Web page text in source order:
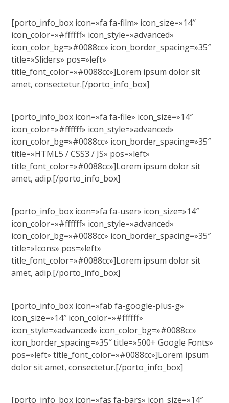
[porto_info_box icon=»fa fa-film» icon_size=»14″
icon_color=»#ffffff» icon_style=»advanced»
icon_color_bg=»#0088cc» icon_border_spacing=»35″
title=»Sliders» pos=»left»
title_font_color=»#0088cc»]Lorem ipsum dolor sit
amet, consectetur.[/porto_info_box]
[porto_info_box icon=»fa fa-file» icon_size=»14″
icon_color=»#ffffff» icon_style=»advanced»
icon_color_bg=»#0088cc» icon_border_spacing=»35″
title=»HTML5 / CSS3 / JS» pos=»left»
title_font_color=»#0088cc»]Lorem ipsum dolor sit
amet, adip.[/porto_info_box]
[porto_info_box icon=»fa fa-user» icon_size=»14″
icon_color=»#ffffff» icon_style=»advanced»
icon_color_bg=»#0088cc» icon_border_spacing=»35″
title=»Icons» pos=»left»
title_font_color=»#0088cc»]Lorem ipsum dolor sit
amet, adip.[/porto_info_box]
[porto_info_box icon=»fab fa-google-plus-g»
icon_size=»14″ icon_color=»#ffffff»
icon_style=»advanced» icon_color_bg=»#0088cc»
icon_border_spacing=»35″ title=»500+ Google Fonts»
pos=»left» title_font_color=»#0088cc»]Lorem ipsum
dolor sit amet, consectetur.[/porto_info_box]
[porto_info_box icon=»fas fa-bars» icon_size=»14″